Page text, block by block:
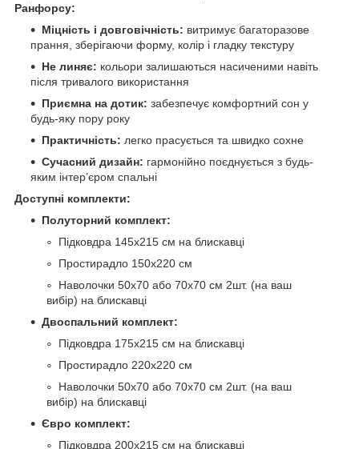
Ранфорсу:
Міцність і довговічність: витримує багаторазове
прання, зберігаючи форму, колір і гладку текстуру
Не линяє: кольори залишаються насиченими навіть
після тривалого використання
Приємна на дотик: забезпечує комфортний сон у
будь-яку пору року
Практичність: легко прасується та швидко сохне
Сучасний дизайн: гармонійно поєднується з будь-
яким інтер’єром спальні
Доступні комплекти:
Полуторний комплект:
Підковдра 145х215 см на блискавці
Простирадло 150х220 см
Наволочки 50х70 або 70х70 см 2шт. (на ваш
вибір) на блискавці
Двоспальний комплект:
Підковдра 175х215 см на блискавці
Простирадло 220х220 см
Наволочки 50х70 або 70х70 см 2шт. (на ваш
вибір) на блискавці
Євро комплект:
Підковдра 200х215 см на блискавці